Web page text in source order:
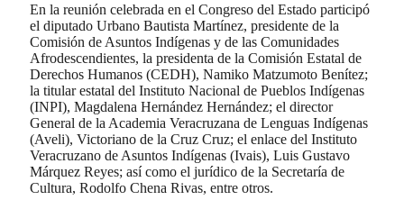
En la reunión celebrada en el Congreso del Estado participó
el diputado Urbano Bautista Martínez, presidente de la
Comisión de Asuntos Indígenas y de las Comunidades
Afrodescendientes, la presidenta de la Comisión Estatal de
Derechos Humanos (CEDH), Namiko Matzumoto Benítez;
la titular estatal del Instituto Nacional de Pueblos Indígenas
(INPI), Magdalena Hernández Hernández; el director
General de la Academia Veracruzana de Lenguas Indígenas
(Aveli), Victoriano de la Cruz Cruz; el enlace del Instituto
Veracruzano de Asuntos Indígenas (Ivais), Luis Gustavo
Márquez Reyes; así como el jurídico de la Secretaría de
Cultura, Rodolfo Chena Rivas, entre otros.